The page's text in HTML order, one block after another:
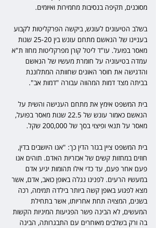
מסוכנים, תקיפה בנסיבות מחמירות ואיומים.
בשלב הטיעונים לעונש, ביקשה הפרקליטות לקבוע
בעניינו של הנאשם מתחם עונש בין 25-20 שנות
מאסר בפועל. עו"ד ליטל קורן מפרקליטות מחוז ת"א
עמדה בטיעוניה על חומרת מעשיו של הנאשם
והדגישה את חוסר האונים שחוותה המתלוננת
בביתה מצד דמות המהווה עבורה "דמות אב".
בית המשפט אימץ את מתחם הענישה והשית על
הנאשם כאמור עונש של 22.5 שנות מאסר בפועל,
מאסר על תנאי ופיצוי בסך של 200,000 שקל.
בית המשפט ציין בגזר הדין כך: "אנו היושבים בדין,
חוזים במחזות קשים של אכזריות האדם. תוהים אנו
פעם אחר פעם, עד כדי אילו תהומות יגיע אדם
במעשיו הרעים. לפנינו נגלה באופן כואב, אדם, אשר
מצא לפגוע באופן קשה ביותר בילדה תמימה, רכה
בשנים, המצויה תחת אחריותו, אשר בתחילת
המעשים, לא הבינה פשר הפגיעות המיניות הקשות
בה ורק בשלבים מאוחרים עם התבגרותה, הבינה